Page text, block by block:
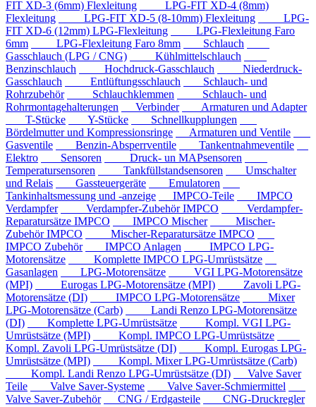
FIT XD-3 (6mm) Flexleitung
LPG-FIT XD-4 (8mm)
Flexleitung
LPG-FIT XD-5 (8-10mm) Flexleitung
LPG-
FIT XD-6 (12mm) LPG-Flexleitung
LPG-Flexleitung Faro
6mm
LPG-Flexleitung Faro 8mm
Schlauch
Gasschlauch (LPG / CNG)
Kühlmittelschlauch
Benzinschlauch
Hochdruck-Gasschlauch
Niederdruck-
Gasschlauch
Entlüftungsschlauch
Schlauch- und
Rohrzubehör
Schlauchklemmen
Schlauch- und
Rohrmontagehalterungen
Verbinder
Armaturen und Adapter
T-Stücke
Y-Stücke
Schnellkupplungen
Bördelmutter und Kompressionsringe
Armaturen und Ventile
Gasventile
Benzin-Absperrventile
Tankentnahmeventile
Elektro
Sensoren
Druck- un MAPsensoren
Temperatursensoren
Tankfüllstandsensoren
Umschalter
und Relais
Gassteuergeräte
Emulatoren
Tankinhaltsmessung und -anzeige
IMPCO-Teile
IMPCO
Verdampfer
Verdampfer-Zubehör IMPCO
Verdampfer-
Reparatursätze IMPCO
IMPCO Mischer
Mischer-
Zubehör IMPCO
Mischer-Reparatursätze IMPCO
IMPCO Zubehör
IMPCO Anlagen
IMPCO LPG-
Motorensätze
Komplette IMPCO LPG-Umrüstsätze
Gasanlagen
LPG-Motorensätze
VGI LPG-Motorensätze
(MPI)
Eurogas LPG-Motorensätze (MPI)
Zavoli LPG-
Motorensätze (DI)
IMPCO LPG-Motorensätze
Mixer
LPG-Motorensätze (Carb)
Landi Renzo LPG-Motorensätze
(DI)
Komplette LPG-Umrüstsätze
Kompl. VGI LPG-
Umrüstsätze (MPI)
Kompl. IMPCO LPG-Umrüstsätze
Kompl. Zavoli LPG-Umrüstsätze (DI)
Kompl. Eurogas LPG-
Umrüstsätze (MPI)
Kompl. Mixer LPG-Umrüstsätze (Carb)
Kompl. Landi Renzo LPG-Umrüstsätze (DI)
Valve Saver
Teile
Valve Saver-Systeme
Valve Saver-Schmiermittel
Valve Saver-Zubehör
CNG / Erdgasteile
CNG-Druckregler